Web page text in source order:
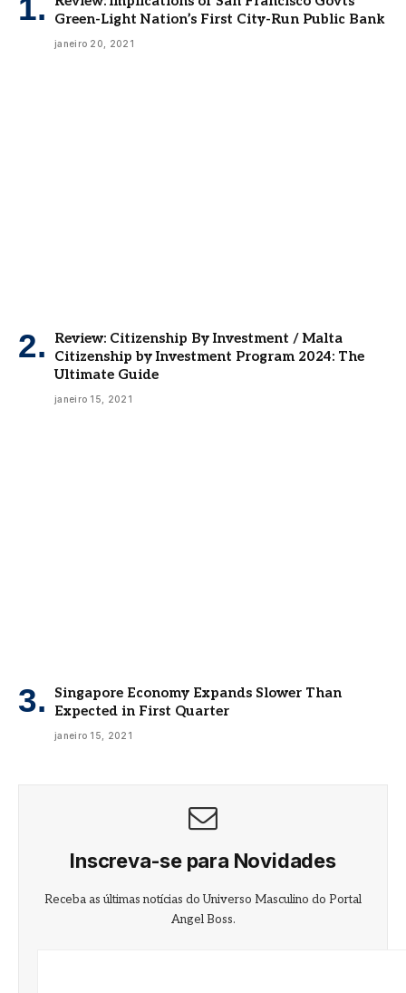
Green-Light Nation’s First City-Run Public Bank
janeiro 20, 2021
Review: Citizenship By Investment / Malta
Citizenship by Investment Program 2024: The
Ultimate Guide
janeiro 15, 2021
Singapore Economy Expands Slower Than
Expected in First Quarter
janeiro 15, 2021
Inscreva-se para Novidades
Receba as últimas notícias do Universo Masculino do Portal
Angel Boss.